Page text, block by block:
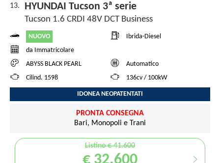
13. HYUNDAI Tucson 3ª serie
Tucson 1.6 CRDI 48V DCT Business
NUOVO
Ibrida-Diesel
da Immatricolare
ABYSS BLACK PEARL
Automatico
Cilind. 1598
136cv / 100kW
IDONEA NEOPATENTATI
PRONTA CONSEGNA
Bari, Monopoli e Trani
Listino € 41.600